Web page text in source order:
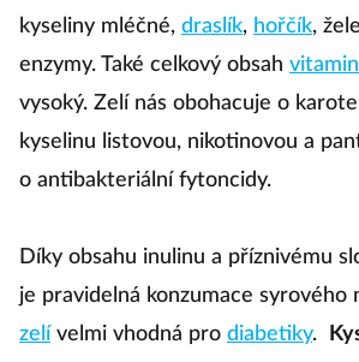
kyseliny mléčné, draslík, hořčík,
enzymy. Také celkový obsah
vysoký. Zelí nás obohacuje o
kyselinu listovou, nikotinovou a
o antibakteriální fytoncidy.
Díky obsahu inulinu a příznivému
je pravidelná konzumace syrového
zelí velmi vhodná pro diabetiky.